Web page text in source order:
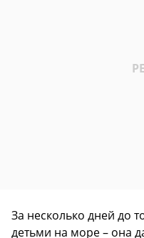
За несколько дней до
детьми на море – она